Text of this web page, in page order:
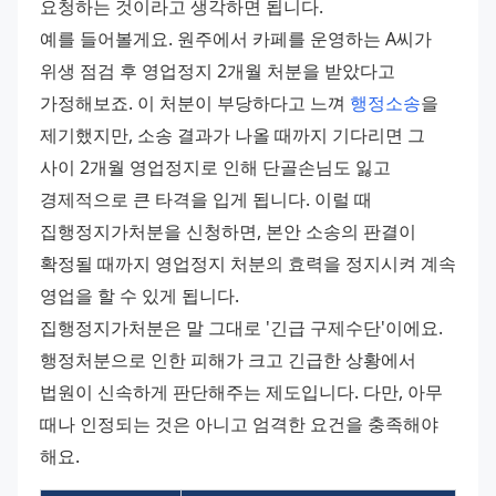
요청하는 것이라고 생각하면 됩니다.
예를 들어볼게요. 원주에서 카페를 운영하는 A씨가
위생 점검 후 영업정지 2개월 처분을 받았다고
가정해보죠. 이 처분이 부당하다고 느껴 행정소송을
제기했지만, 소송 결과가 나올 때까지 기다리면 그
사이 2개월 영업정지로 인해 단골손님도 잃고
경제적으로 큰 타격을 입게 됩니다. 이럴 때
집행정지가처분을 신청하면, 본안 소송의 판결이
확정될 때까지 영업정지 처분의 효력을 정지시켜 계속
영업을 할 수 있게 됩니다.
집행정지가처분은 말 그대로 '긴급 구제수단'이에요.
행정처분으로 인한 피해가 크고 긴급한 상황에서
법원이 신속하게 판단해주는 제도입니다. 다만, 아무
때나 인정되는 것은 아니고 엄격한 요건을 충족해야
해요.